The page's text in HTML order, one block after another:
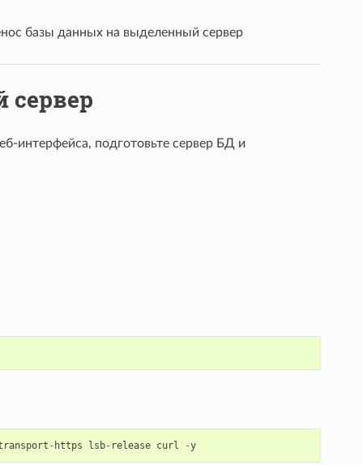
базы данных на выделенный сервер
интерфейса, подготовьте сервер БД и
- https lsb- release curl -y